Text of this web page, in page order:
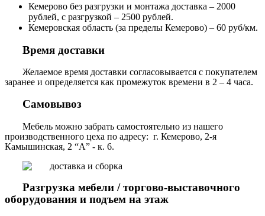
Кемерово без разгрузки и монтажа доставка – 2000
рублей, с разгрузкой – 2500 рублей.
Кемеровская область (за пределы Кемерово) – 60 руб/км.
Время доставки
Желаемое время доставки согласовывается с покупателем
заранее и определяется как промежуток времени в 2 – 4 часа.
Самовывоз
Мебель можно забрать самостоятельно из нашего
производственного цеха по адресу: г. Кемерово, 2-я
Камышинская, 2 “А” - к. 6.
Разгрузка мебели / торгово-выставочного
оборудования и подъем на этаж